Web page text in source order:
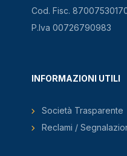
Cod. Fisc.
P.Iva 00726790983
INFORMAZIONI UTILI
Società Trasparente
Reclami /